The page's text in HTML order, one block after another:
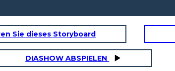
Sie dieses Storyboard
DIASHOW ABSPIELEN